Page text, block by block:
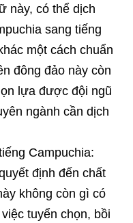
này, có thể dịch
sang tiếng
một cách chuẩn
đông đảo này còn
lựa được đội ngũ
ngành cần dịch
Campuchia:
định đến chất
không còn gì có
tuyển chọn, bồi